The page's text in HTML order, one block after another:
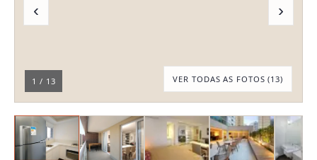
‹ ›
1 / 13 VER TODAS AS FOTOS (13)